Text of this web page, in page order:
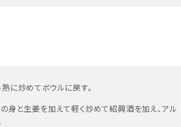
に炒めてボウルに戻す。
身と生姜を加えて軽く炒めて紹興酒を加え、アル